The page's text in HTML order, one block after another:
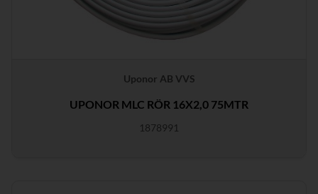
Uponor AB VVS
UPONOR MLC RÖR 16X2,0 75MTR
1878991